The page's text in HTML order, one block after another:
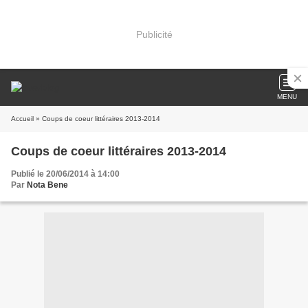
Publicité
MENU
Accueil » Coups de coeur littéraires 2013-2014
Coups de coeur littéraires 2013-2014
Publié le 20/06/2014 à 14:00
Par Nota Bene